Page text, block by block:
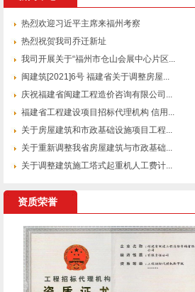
热烈欢迎习近平主席来福州考察
热烈祝贺我司乔迁新址
我司开展关于“福州市仓山会展中心片区...
闽建筑[2021]6号 福建省关于调整房屋...
庆祝福建省闽建工程造价咨询有限公司...
福建省工程建设项目招标代理机构 信用...
关于房屋建筑和市政基础设施项目工程...
关于重新调整我省房屋建筑与市政基础...
关于调整建筑施工塔式起重机人工费计...
资质荣誉